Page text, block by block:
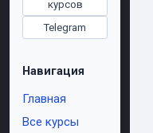
курсов
Telegram
Навигация
Главная
Все курсы